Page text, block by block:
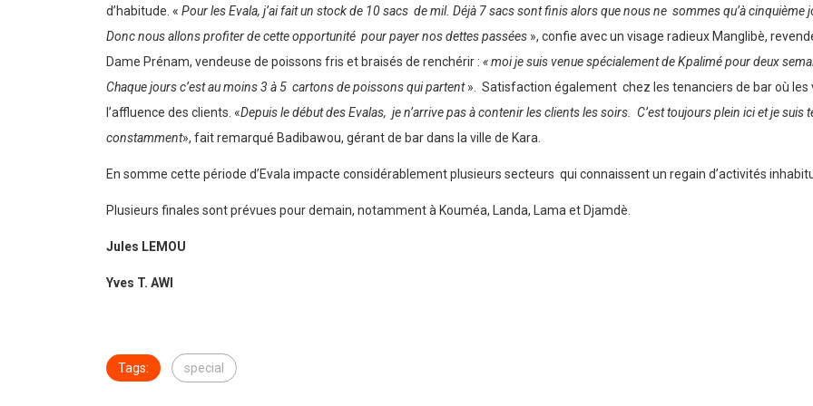
d’habitude. « Pour les Evala, j’ai fait un stock de 10 sacs de mil. Déjà 7 sacs sont finis alors que nous ne sommes qu’à
Donc nous allons profiter de cette opportunité pour payer nos dettes passées », confie avec un visage radieux Manglibè,
Dame Prénam, vendeuse de poissons fris et braisés de renchérir : « moi je suis venue spécialement de Kpalimé pour deux
Chaque jours c’est au moins 3 à 5 cartons de poissons qui partent». Satisfaction également chez les tenanciers de bar où les
l’affluence des clients. «Depuis le début des Evalas, je n’arrive pas à contenir les clients les soirs. C’est toujours plein ici et je
constamment», fait remarqué Badibawou, gérant de bar dans la ville de Kara.
En somme cette période d’Evala impacte considérablement plusieurs secteurs qui connaissent un regain d’activités
Plusieurs finales sont prévues pour demain, notamment à Kouméa, Landa, Lama et Djamdè.
Jules LEMOU
Yves T. AWI
Tags: special